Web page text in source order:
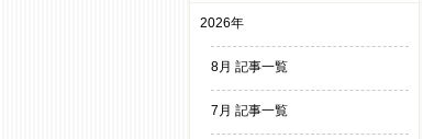
2026年
8月 記事一覧
7月 記事一覧